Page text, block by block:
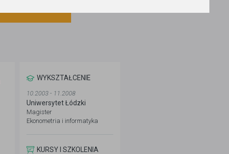
WYKSZTAŁCENIE
10.2003 - 11.2008
Uniwersytet Łódzki
Magister
Ekonometria i informatyka
KURSY I SZKOLENIA